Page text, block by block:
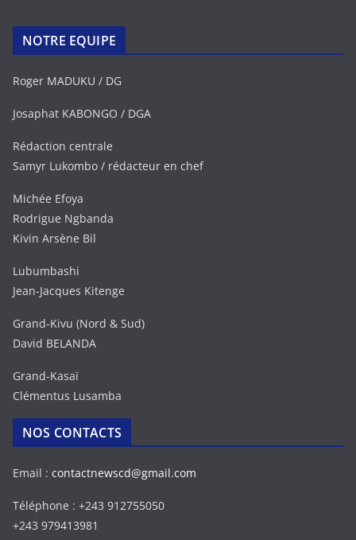
NOTRE EQUIPE
Roger MADUKU / DG
Josaphat KABONGO / DGA
Rédaction centrale
Samyr Lukombo / rédacteur en chef
Michée Efoya
Rodrigue Ngbanda
Kivin Arsène Bil
Lubumbashi
Jean-Jacques Kitenge
Grand-Kivu (Nord & Sud)
David BELANDA
Grand-Kasaï
Clémentus Lusamba
NOS CONTACTS
Email : contactnewscd@gmail.com
Téléphone : +243 912755050
+243 979413981